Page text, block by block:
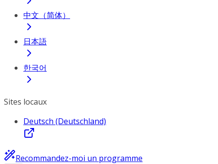
中文（简体）
日本語
한국어
Sites locaux
Deutsch (Deutschland)
Recommandez-moi un programme